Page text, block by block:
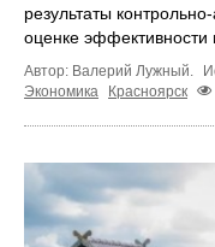
результаты
оценке эффективности
Автор: Валерий Лужный.
Экономика
Красноярск